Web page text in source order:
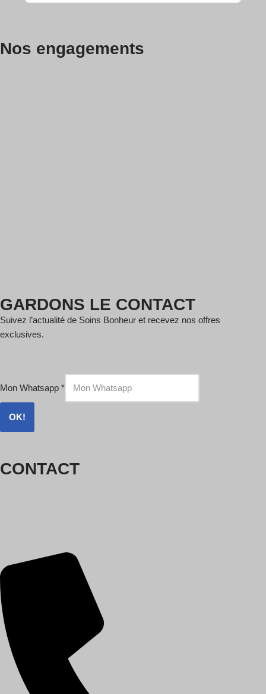
Nos engagements
GARDONS LE CONTACT
Suivez l’actualité de Soins Bonheur et recevez nos offres
exclusives.
Mon Whatsapp *
OK!
CONTACT